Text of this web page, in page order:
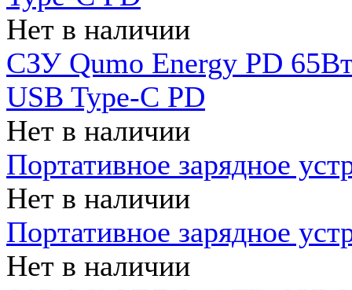
Нет в наличии
СЗУ Qumo Energy PD
USB Type-C PD
Нет в наличии
Портативное зарядное
Нет в наличии
Портативное зарядное
Нет в наличии